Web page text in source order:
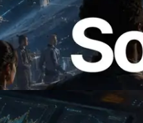
付的 Solana RPC
付款的時代開啟